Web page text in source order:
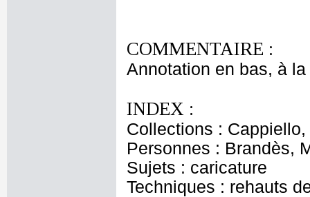
COMMENTAIRE :
Annotation en bas, à
INDEX :
Collections :
Personnes : Brandès,
Sujets : caricature
Techniques : rehauts